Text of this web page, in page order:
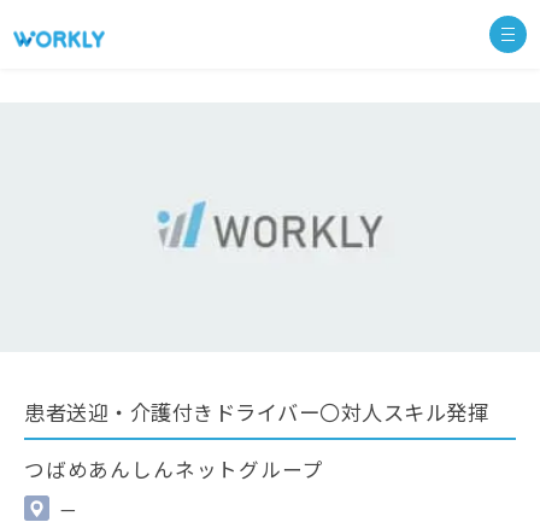
患者送迎・介護付きドライバー〇対人スキル発揮
つばめあんしんネットグループ
—